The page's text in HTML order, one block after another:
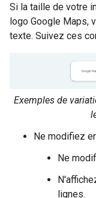
Si la taille de votre
logo Google Maps,
texte. Suivez ces
Exemples de
Ne modifiez
Ne
lignes.